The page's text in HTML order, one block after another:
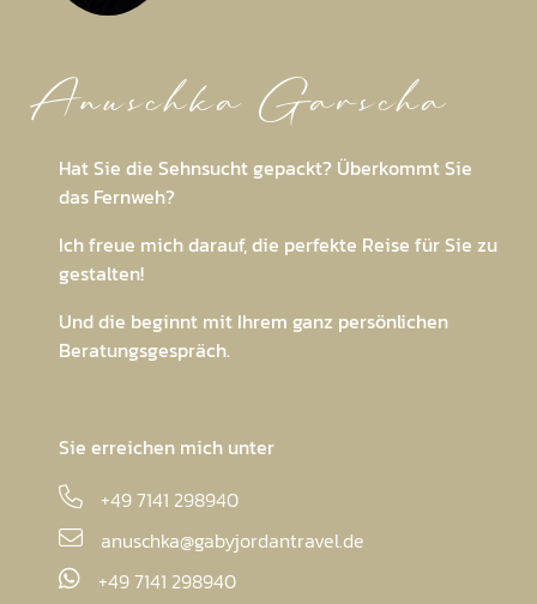
Anuschka Garscha
Hat Sie die Sehnsucht gepackt? Überkommt Sie
das Fernweh?
Ich freue mich darauf, die perfekte Reise für Sie zu
gestalten!
Und die beginnt mit Ihrem ganz persönlichen
Beratungsgespräch.
Sie erreichen mich unter
+49 7141 298940
anuschka@gabyjordantravel.de
+49 7141 298940